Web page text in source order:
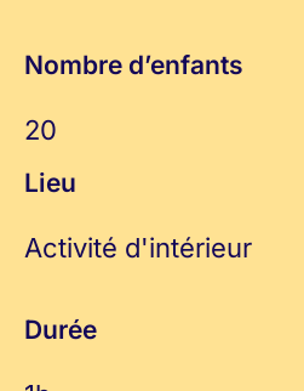
Nombre d’enfants
20
Lieu
Activité d'intérieur
Durée